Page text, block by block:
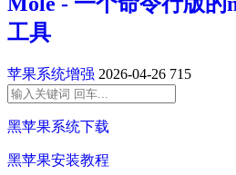
工具
苹果系统增强 2026-04-26 715
黑苹果系统下载
黑苹果安装教程